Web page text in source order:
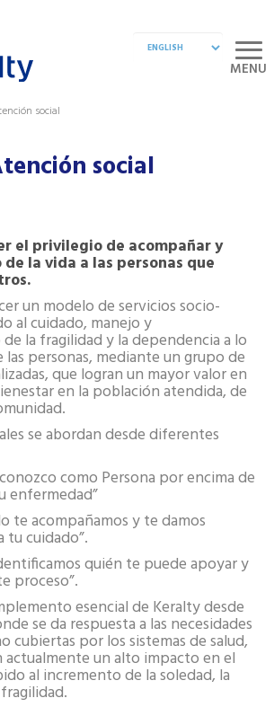
MENU
social
social
el privilegio de acompañar y
la vida a las personas que
un modelo de servicios socio-
al cuidado, manejo y
la fragilidad y la dependencia a lo
las personas, mediante un grupo de
que logran un mayor valor en
en la población atendida, de
se abordan desde diferentes
como Persona por encima de
enfermedad”
te acompañamos y te damos
tu cuidado”.
quién te puede apoyar y
proceso”.
esencial de Keralty desde
se da respuesta a las necesidades
cubiertas por los sistemas de salud,
actualmente un alto impacto en el
al incremento de la soledad, la